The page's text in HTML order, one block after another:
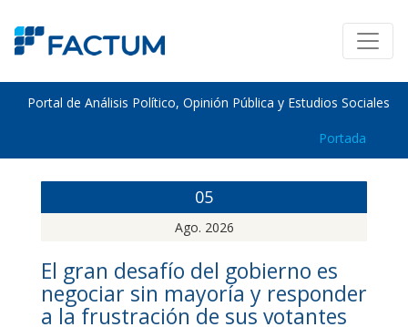
Portal de Análisis Político, Opinión Pública y Estudios Sociales
Portada
05
Ago. 2026
El gran desafío del gobierno es
negociar sin mayoría y responder
a la frustración de sus votantes